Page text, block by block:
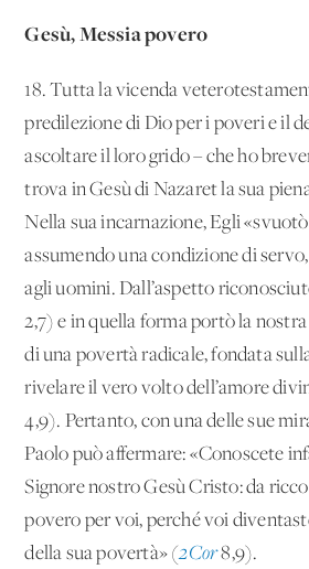
Gesù, Messia povero
18. Tutta la vicenda
predilezione di Dio per i poveri e il
ascoltare il loro grido – che ho
trova in Gesù di Nazaret la sua
Nella sua incarnazione, Egli «svuotò
assumendo una condizione di
agli uomini. Dall’aspetto
2,7) e in quella forma portò la
di una povertà radicale, fondata
rivelare il vero volto dell’amore
4,9). Pertanto, con una delle sue
Paolo può affermare: «Conoscete
Signore nostro Gesù Cristo: da
povero per voi, perché voi
della sua povertà» (2Cor8,9).